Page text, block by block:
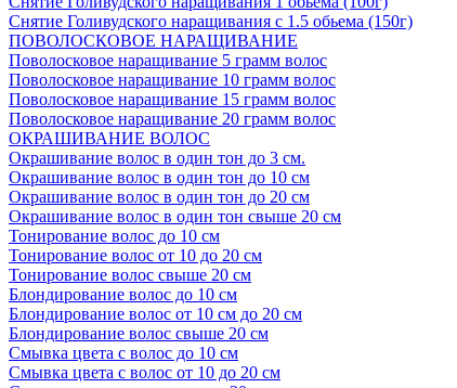
Снятие Голивудского наращивания с 1.5 обьема (150г)
ПОВОЛОСКОВОЕ НАРАЩИВАНИЕ
Поволосковое наращивание 5 грамм волос
Поволосковое наращивание 10 грамм волос
Поволосковое наращивание 15 грамм волос
Поволосковое наращивание 20 грамм волос
ОКРАШИВАНИЕ ВОЛОС
Окрашивание волос в один тон до 3 см.
Окрашивание волос в один тон до 10 см
Окрашивание волос в один тон до 20 см
Окрашивание волос в один тон свыше 20 см
Тонирование волос до 10 см
Тонирование волос от 10 до 20 см
Тонирование волос свыше 20 см
Блондирование волос до 10 см
Блондирование волос от 10 см до 20 см
Блондирование волос свыше 20 см
Смывка цвета с волос до 10 см
Смывка цвета с волос от 10 до 20 см